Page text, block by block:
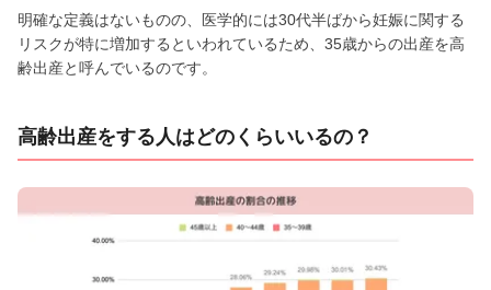
明確な定義はないものの、医学的には30代半ばから妊娠に関する
リスクが特に増加するといわれているため、35歳からの出産を高
齢出産と呼んでいるのです。
高齢出産をする人はどのくらいいるの？